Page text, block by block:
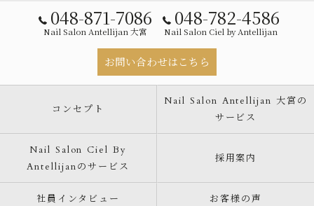
048-871-7086
Nail Salon Antellijan 大宮
048-782-4586
Nail Salon Ciel by Antellijan
お問い合わせはこちら
コンセプト
Nail Salon Antellijan 大宮の
サービス
Nail Salon Ciel By
Antellijanのサービス
採用案内
社員インタビュー お客様の声